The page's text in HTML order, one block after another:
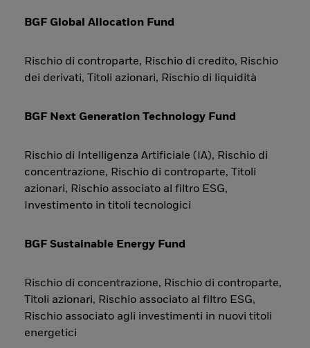
BGF Global Allocation Fund
Rischio di controparte, Rischio di credito, Rischio
dei derivati, Titoli azionari, Rischio di liquidità
BGF Next Generation Technology Fund
Rischio di Intelligenza Artificiale (IA), Rischio di
concentrazione, Rischio di controparte, Titoli
azionari, Rischio associato al filtro ESG,
Investimento in titoli tecnologici
BGF Sustainable Energy Fund
Rischio di concentrazione, Rischio di controparte,
Titoli azionari, Rischio associato al filtro ESG,
Rischio associato agli investimenti in nuovi titoli
energetici